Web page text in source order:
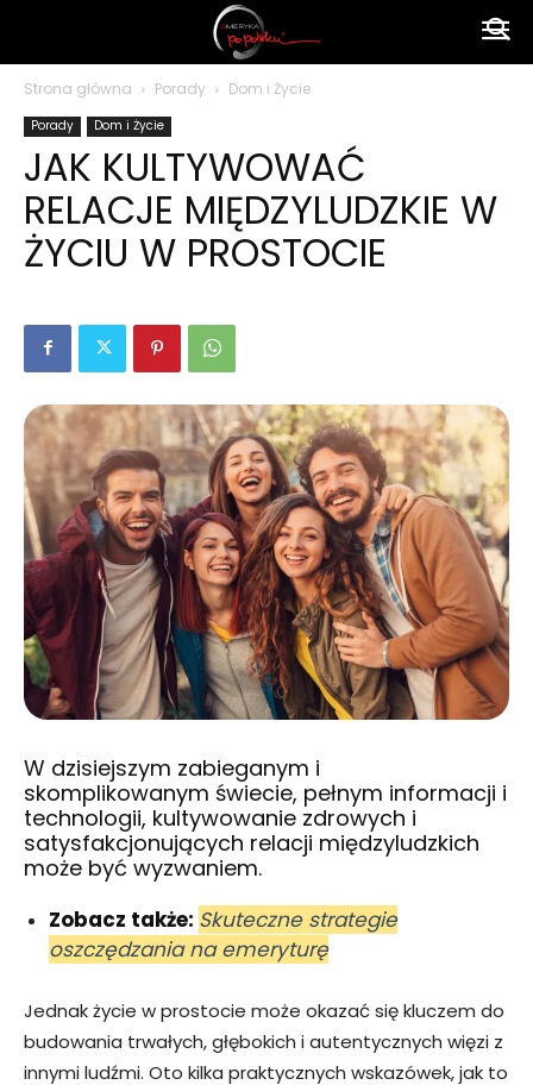
polsku
Strona główna Porady Dom i Życie
Porady Dom i Życie
JAK KULTYWOWAĆ
RELACJE MIĘDZYLUDZKIE W
ŻYCIU W PROSTOCIE
W dzisiejszym zabieganym i
skomplikowanym świecie, pełnym informacji i
technologii, kultywowanie zdrowych i
satysfakcjonujących relacji międzyludzkich
może być wyzwaniem.
Zobacz także: Skuteczne strategie
oszczędzania na emeryturę
Jednak życie w prostocie może okazać się kluczem do
budowania trwałych, głębokich i autentycznych więzi z
innymi ludźmi. Oto kilka praktycznych wskazówek, jak to